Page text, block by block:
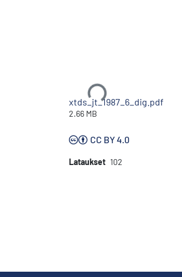
Ladataan...
xtds_jt_1987_6_dig.pdf
2.66 MB
CC BY 4.0
Lataukset 102